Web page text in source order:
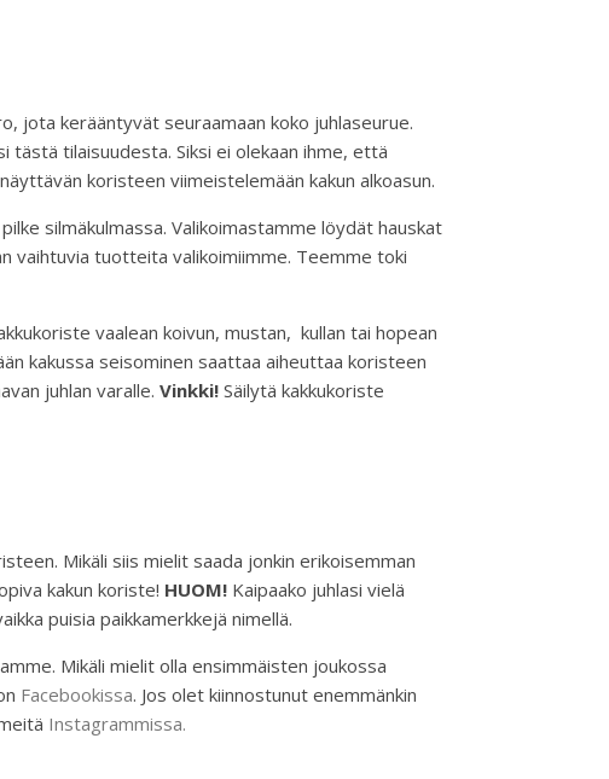
jota kerääntyvät seuraamaan koko juhlaseurue.
tästä tilaisuudesta. Siksi ei olekaan ihme, että
koristeen viimeistelemään kakun alkoasun.
silmäkulmassa. Valikoimastamme löydät hauskat
vaihtuvia tuotteita valikoimiimme. Teemme toki
vaalean koivun, mustan, kullan tai hopean
kakussa seisominen saattaa aiheuttaa koristeen
juhlan varalle. Vinkki! Säilytä kakkukoriste
Mikäli siis mielit saada jonkin erikoisemman
kakun koriste! HUOM! Kaipaako juhlasi vielä
puisia paikkamerkkejä nimellä.
Mikäli mielit olla ensimmäisten joukossa
Facebookissa. Jos olet kiinnostunut enemmänkin
Instagrammissa.